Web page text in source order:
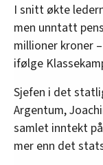
I snitt økte
men unntatt
millioner kroner
ifølge
Sjefen i det
Argentum,
samlet inntekt
mer enn det